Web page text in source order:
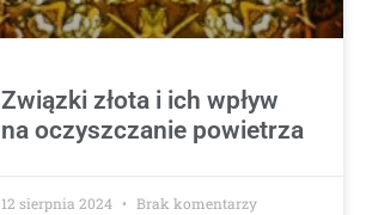
Związki złota i ich wpływ
na oczyszczanie powietrza
12 sierpnia 2024 Brak komentarzy